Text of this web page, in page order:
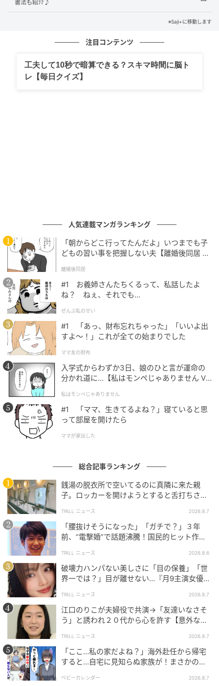
を抑えた、クリアでまろやかな味わいを手軽に楽しめ
「マキシ」な容量で広がるおうちコーヒーの
楽しみ方
Saji+(さじたす)
「Cool Barista Maxi」は、その名の通り「マキシ」な
容量に進化しました。従来モデルから抽出容量が約
650mL（定格カップ容量720mL）にアップしていま
す。容量が増えたことで、大きめのマグカップでゆっ
くりコーヒーを楽しみたい時や、パートナーや家族と
のコーヒータイムや、来客時のおもてなしなど、さま
ざまなシーンで活躍してくれそうです。
高まる「おうちコーヒー」需要に寄り添う一
台
書法も紹介♪
※Saji+に移動します
注目コンテンツ
工夫して10秒で暗算できる？スキマ時間に脳ト
レ【毎日クイズ】
人気連載マンガランキング
「朝からどこ行ってたんだよ」いつまでも子
どもの習い事を把握しない夫【離婚後同居 Vo
離婚後同居
#1 お義姉さんたちくるって、私話したよ
ね？ ねぇ、それでも…
ぜんぶ私のせい
#1 「あっ、財布忘れちゃった」「いいよ出
すよ〜！」これが全ての始まりでした
ママ友の財布
入学式からわずか3日、娘のひと言が運命の
分かれ道に…【私はモンペじゃありません Vo
私はモンペじゃありません
#1 「ママ、生きてるよね？」寝ていると思
って部屋を開けたら
ママが家出した
総合記事ランキング
銭湯の脱衣所で空いてるのに真隣に来た親
子。ロッカーを開けようとすると舌打ちさ
中で拍手」
TRILL ニュース 2026.8.7
「腰抜けそうになった」「ガチで？」３年
前、“電撃婚”で話題沸騰！国民的ヒット作
TRILL ニュース 2026.8.6
破壊力ハンパない美しさに「目の保養」「世
界一では？」目が離せない…『月9主演女優
TRILL ニュース 2026.8.7
江口のりこが夫婦役で共演→「友達いなさそ
う」と誘われ２０代から心を許す【意外な親
TRILL ニュース 2026.8.7
「ここ…私の家だよね？」海外赴任から帰宅
すると…自宅に見知らぬ家族が！まさかの真
ベビーカレンダー 2026.8.7